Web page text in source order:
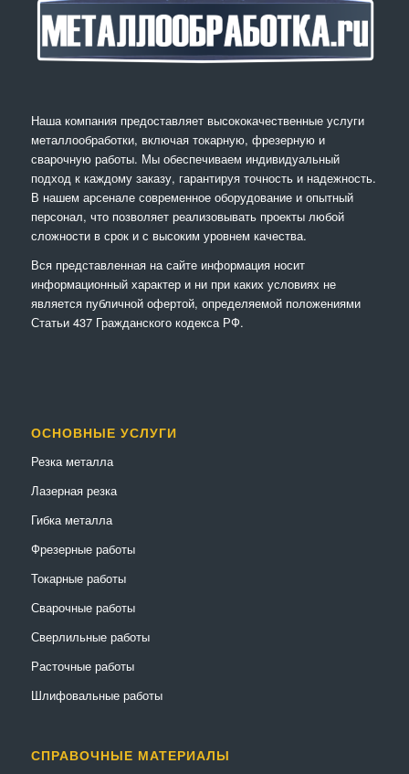
Наша компания предоставляет высококачественные услуги
металлообработки, включая токарную, фрезерную и
сварочную работы. Мы обеспечиваем индивидуальный
подход к каждому заказу, гарантируя точность и надежность.
В нашем арсенале современное оборудование и опытный
персонал, что позволяет реализовывать проекты любой
сложности в срок и с высоким уровнем качества.
Вся представленная на сайте информация носит
информационный характер и ни при каких условиях не
является публичной офертой, определяемой положениями
Статьи 437 Гражданского кодекса РФ.
ОСНОВНЫЕ УСЛУГИ
Резка металла
Лазерная резка
Гибка металла
Фрезерные работы
Токарные работы
Сварочные работы
Сверлильные работы
Расточные работы
Шлифовальные работы
СПРАВОЧНЫЕ МАТЕРИАЛЫ